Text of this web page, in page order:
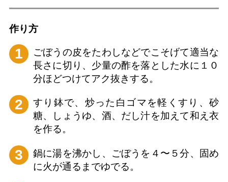
作り⽅
1
ごぼうの皮をたわしなどでこそげて適当な
長さに切り、少量の酢を落とした水に１０
分ほどつけてアク抜きする。
2
すり鉢で、炒った白ゴマを軽くすり、砂
糖、しょうゆ、酒、だし汁を加えて和え衣
を作る。
3
鍋に湯を沸かし、ごぼうを４〜５分、固め
に火が通るまでゆでる。